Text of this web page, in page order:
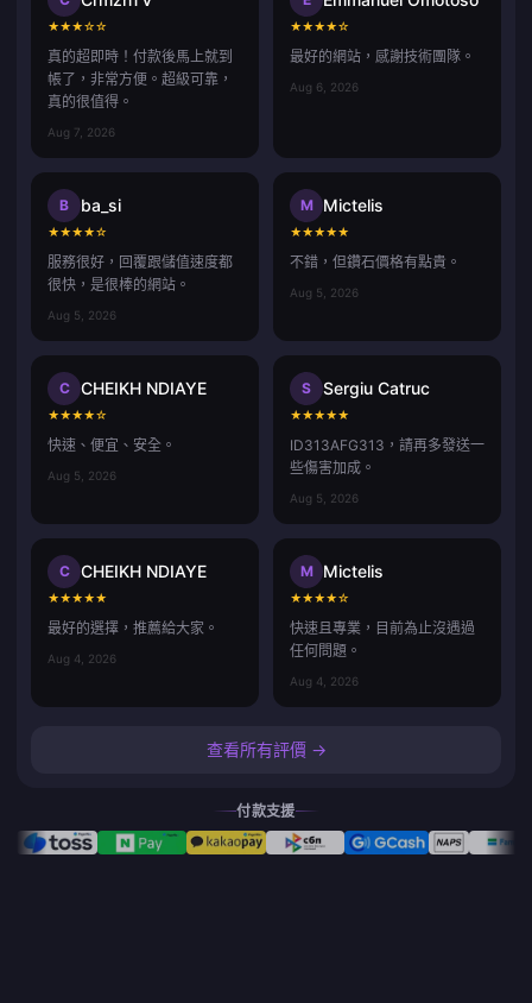
★★★☆☆
真的超即時！付款後馬上就到
帳了，非常方便。超級可靠，
真的很值得。
Aug 7, 2026
★★★★☆
最好的網站，感謝技術團隊。
Aug 6, 2026
B ba_si
★★★★☆
服務很好，回覆跟儲值速度都
很快，是很棒的網站。
Aug 5, 2026
M Mictelis
★★★★★
不錯，但鑽石價格有點貴。
Aug 5, 2026
C CHEIKH NDIAYE
★★★★☆
快速、便宜、安全。
Aug 5, 2026
S Sergiu Catruc
★★★★★
ID313AFG313，請再多發送一
些傷害加成。
Aug 5, 2026
C CHEIKH NDIAYE
★★★★★
最好的選擇，推薦給大家。
Aug 4, 2026
M Mictelis
★★★★☆
快速且專業，目前為止沒遇過
任何問題。
Aug 4, 2026
查看所有評價 →
付款支援